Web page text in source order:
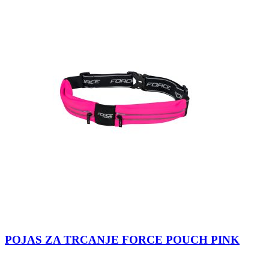
POJAS ZA TRCANJE FORCE POUCH PINK